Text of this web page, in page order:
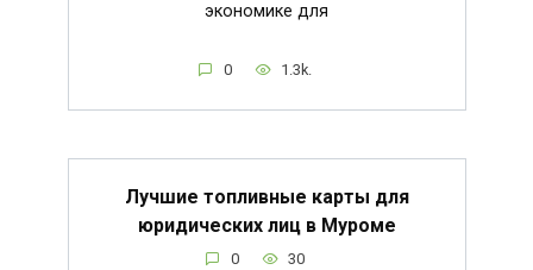
экономике для
0 1.3k.
Лучшие топливные карты для
юридических лиц в Муроме
0 30